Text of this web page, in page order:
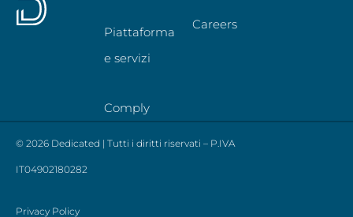
Piattaforma
e servizi
Comply
Careers
© 2026 Dedicated | Tutti i diritti riservati – P.IVA
IT04902180282
Privacy Policy